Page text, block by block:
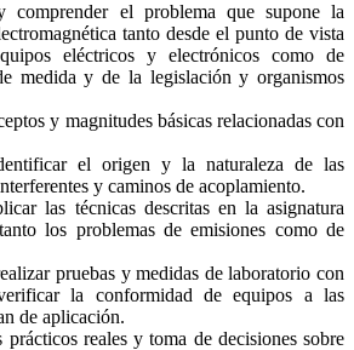
comprender el problema que supone la
tanto desde el punto de vista
eléctricos y electrónicos como de
medida y de la legislación y organismos
y magnitudes básicas relacionadas con
el origen y la naturaleza de las
y caminos de acoplamiento.
las técnicas descritas en la asignatura
los problemas de emisiones como de
pruebas y medidas de laboratorio con
la conformidad de equipos a las
de aplicación.
prácticos reales y toma de decisiones sobre